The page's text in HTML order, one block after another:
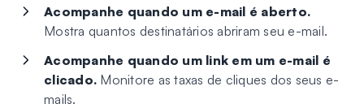
Acompanhe quando um e-mail é aberto.
Mostra quantos destinatários abriram seu e-mail.
Acompanhe quando um link em um e-mail é
clicado. Monitore as taxas de cliques dos seus e-
mails.